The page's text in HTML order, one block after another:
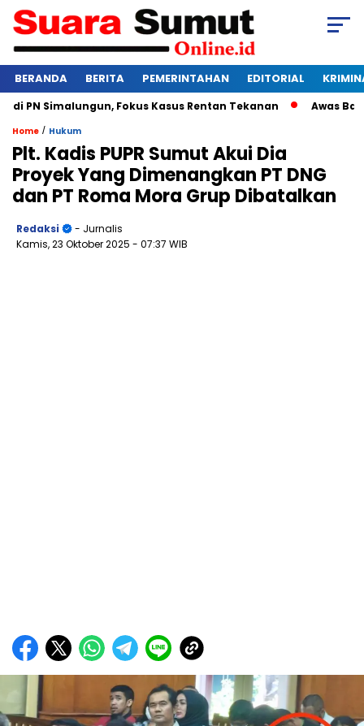
BERANDA BERITA PEMERINTAHAN EDITORIAL
Simalungun, Fokus Kasus Rentan Tekanan Awas
Home / Hukum
Plt. Kadis PUPR Sumut Akui Dia
Proyek Yang Dimenangkan PT DNG
dan PT Roma Mora Grup Dibatalkan
Redaksi
- Jurnalis
Kamis, 23 Oktober 2025 - 07:37 WIB